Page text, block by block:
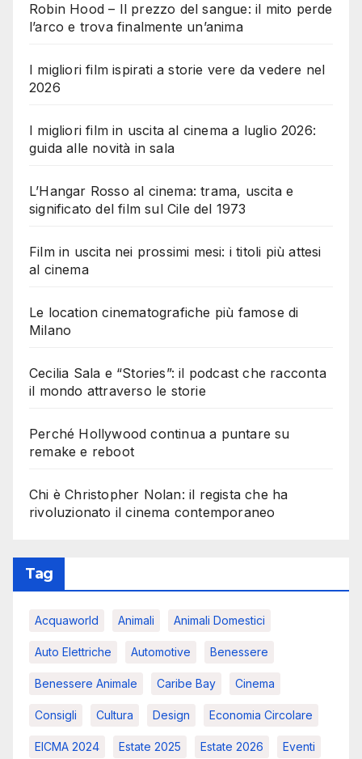
Robin Hood – Il prezzo del sangue: il mito perde
l’arco e trova finalmente un’anima
I migliori film ispirati a storie vere da vedere nel
2026
I migliori film in uscita al cinema a luglio 2026:
guida alle novità in sala
L’Hangar Rosso al cinema: trama, uscita e
significato del film sul Cile del 1973
Film in uscita nei prossimi mesi: i titoli più attesi
al cinema
Le location cinematografiche più famose di
Milano
Cecilia Sala e “Stories”: il podcast che racconta
il mondo attraverso le storie
Perché Hollywood continua a puntare su
remake e reboot
Chi è Christopher Nolan: il regista che ha
rivoluzionato il cinema contemporaneo
Tag
Acquaworld Animali Animali Domestici
Auto Elettriche Automotive Benessere
Benessere Animale Caribe Bay Cinema
Consigli Cultura Design Economia Circolare
EICMA 2024 Estate 2025 Estate 2026 Eventi